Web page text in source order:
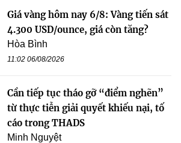
Giá vàng hôm nay 6/8: Vàng tiến sát
4.300 USD/ounce, giá còn tăng?
Hòa Bình
11:02 06/08/2026
Cần tiếp tục tháo gỡ “điểm nghẽn”
từ thực tiễn giải quyết khiếu nại, tố
cáo trong THADS
Minh Nguyệt